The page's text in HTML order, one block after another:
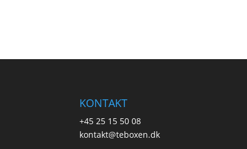
KONTAKT
+45 25 15 50 08
kontakt@teboxen.dk